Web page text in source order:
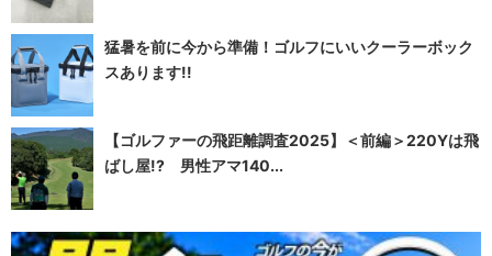
猛暑を前に今から準備！ゴルフにいいクーラーボック
スあります!!
【ゴルファーの飛距離調査2025】＜前編＞220Yは飛
ばし屋!? 男性アマ140...